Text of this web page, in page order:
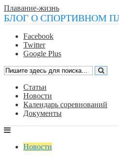
Плавание-жизнь
БЛОГ О СПОРТИВНОМ
Facebook
Twitter
Google Plus
Статьи
Новости
Календарь соревнований
Документы
Новости